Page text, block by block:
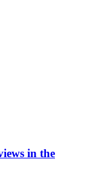
in the